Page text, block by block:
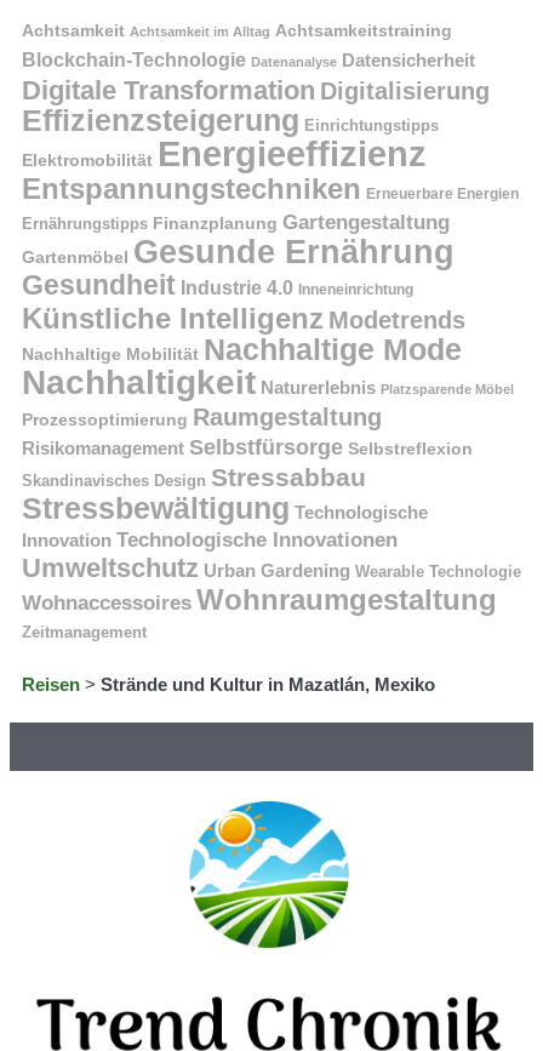
Achtsamkeit Achtsamkeit im Alltag Achtsamkeitstraining
Blockchain-Technologie Datenanalyse Datensicherheit
Digitale Transformation Digitalisierung
Effizienzsteigerung Einrichtungstipps
Elektromobilität Energieeffizienz
Entspannungstechniken Erneuerbare Energien
Ernährungstipps Finanzplanung Gartengestaltung
Gartenmöbel Gesunde Ernährung
Gesundheit Industrie 4.0 Inneneinrichtung
Künstliche Intelligenz Modetrends
Nachhaltige Mobilität Nachhaltige Mode
Nachhaltigkeit Naturerlebnis Platzsparende Möbel
Prozessoptimierung Raumgestaltung
Risikomanagement Selbstfürsorge Selbstreflexion
Skandinavisches Design Stressabbau
Stressbewältigung Technologische
Innovation Technologische Innovationen
Umweltschutz Urban Gardening Wearable Technologie
Wohnaccessoires Wohnraumgestaltung
Zeitmanagement
Reisen > Strände und Kultur in Mazatlán, Mexiko